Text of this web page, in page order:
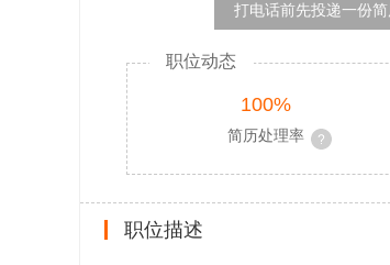
打电话前先投递一份
职位动态
100%
简历处理率
职位描述